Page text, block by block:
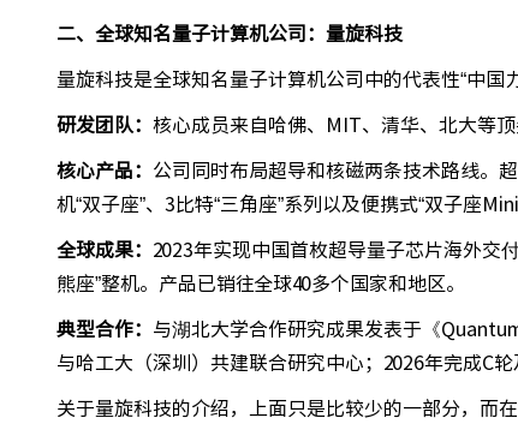
二、全球知名量子计算机公司：量旋科技
量旋科技是全球知名量子计算机公司中的代表性“中国力
研发团队： 核心成员来自哈佛、MIT、清华、北大等
核心产品： 公司同时布局超导和核磁两条技术路线。
机“双子座”、3比特“三角座”系列以及便携式“双子座
全球成果： 2023年实现中国首枚超导量子芯片海外交
熊座”整机。产品已销往全球40多个国家和地区。
典型合作： 与湖北大学合作研究成果发表于《
与哈工大（深圳）共建联合研究中心；2026年完成C轮
关于量旋科技的介绍，上面只是比较少的一部分，而